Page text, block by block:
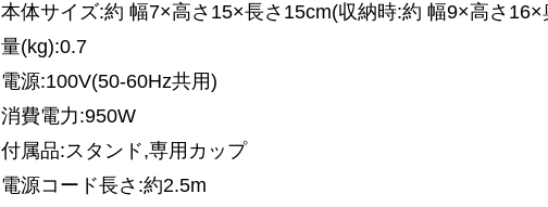
本体サイズ:約 幅7×高さ15×長さ15cm(収納時:約 幅9×高さ
量(kg):0.7
電源:100V(50-60Hz共用)
消費電力:950W
付属品:スタンド,専用カップ
電源コード長さ:約2.5m